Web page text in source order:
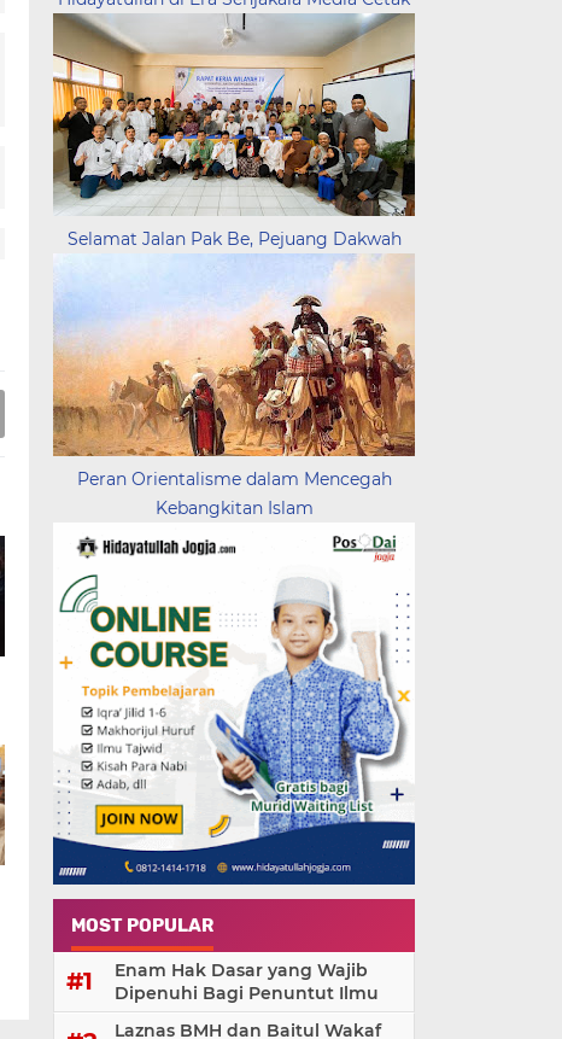
Selamat Jalan Pak Be, Pejuang Dakwah
Peran Orientalisme dalam Mencegah
Kebangkitan Islam
MOST POPULAR
Enam Hak Dasar yang Wajib
Dipenuhi Bagi Penuntut Ilmu
Laznas BMH dan Baitul Wakaf